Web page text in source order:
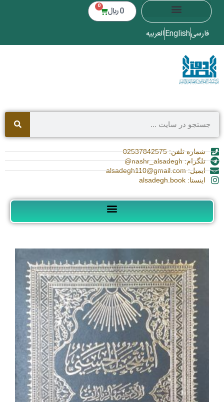
0 ﷼ 0
فارسیEnglishالعربیه
شماره تلفن: 02537842575
تلگرام: nashr_alsadegh@
ایمیل: alsadegh110@gmail.com
اینستا: alsadegh.book